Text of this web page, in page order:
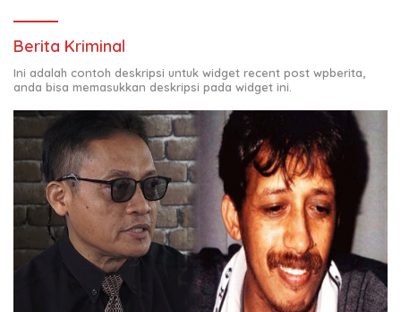
Berita Kriminal
Ini adalah contoh deskripsi untuk widget recent post wpberita,
anda bisa memasukkan deskripsi pada widget ini.